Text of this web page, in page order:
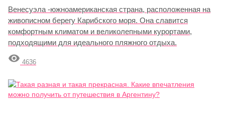
Венесуэла -южноамериканская страна, расположенная на
живописном берегу Карибского моря. Она славится
комфортным климатом и великолепными курортами,
подходящими для идеального пляжного отдыха.
 4636